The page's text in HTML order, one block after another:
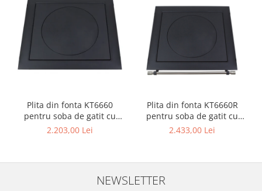
Plita din fonta KT6660
pentru soba de gatit cu
dimensiunile 66 x 60 cm
2.203,00 Lei
Plita din fonta KT6660R
pentru soba de gatit cu
dimensiunile 66 x 60 cm,
2.433,00 Lei
NEWSLETTER